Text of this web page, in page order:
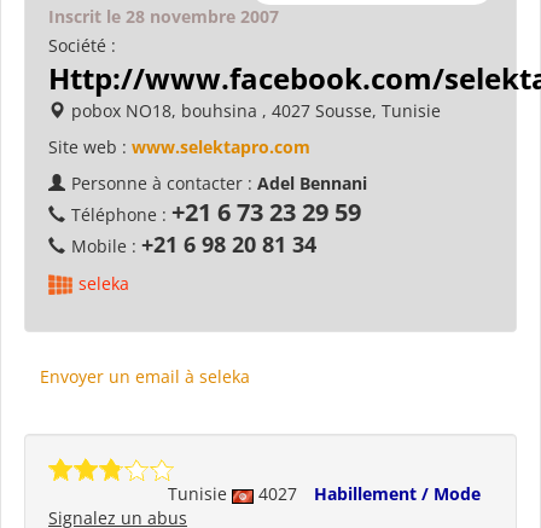
Inscrit le 28 novembre 2007
Société :
Http://www.facebook.com/
pobox NO18, bouhsina , 4027 Sousse, Tunisie
Site web : www.selektapro.com
Personne à contacter : Adel Bennani
Téléphone : +21 6 73 23 29 59
Mobile : +21 6 98 20 81 34
seleka
Envoyer un email à seleka
Tunisie 4027
Habillement / Mode
Signalez un abus